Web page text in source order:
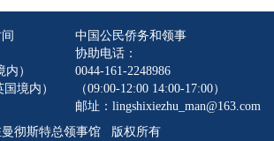
）
境内）
中国公民侨务和领事
协助电话：
0044-161-2248986
（09:00-12:00 14:00-17:00）
邮址：lingshixiezhu_man@163.com
曼彻斯特总领事馆 版权所有